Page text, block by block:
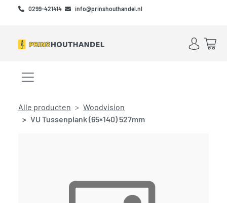
Skip to main content
Skip to footer
0299-421414 info@prinshouthandel.nl
Account
Menu openen/sluiten
Alle producten
Woodvision
VU Tussenplank (65×140) 527mm